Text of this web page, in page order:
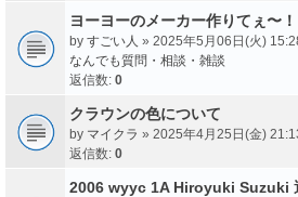
ヨーヨーのメーカー作りてぇ〜！
by すごい人 » 2025年5月06日(火)
なんでも質問・相談・雑談
返信数: 0
クラウンの色について
by マイクラ » 2025年4月25日(金)
返信数: 0
2006 wyyc 1A Hiroyuki Suzuki